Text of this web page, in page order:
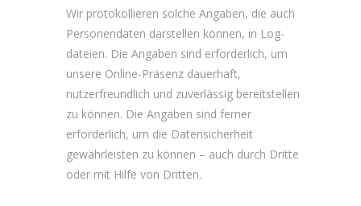
Wir protokollieren solche Angaben, die auch
Personendaten darstellen können, in Log­
dateien. Die Angaben sind erforderlich, um
unsere Online-Präsenz dauerhaft,
nutzerfreundlich und zuverlässig bereitstellen
zu können. Die Angaben sind ferner
erforderlich, um die Datensicherheit
gewährleisten zu können – auch durch Dritte
oder mit Hilfe von Dritten.